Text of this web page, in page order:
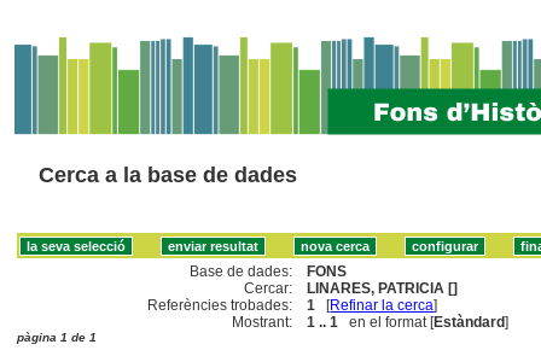
Cerca a la base de dades
Base de dades:
FONS
Cercar:
LINARES, PATRICIA []
Referències trobades:
1 [Refinar la cerca]
Mostrant:
1 .. 1 en el format [Estàndard]
pàgina 1 de 1